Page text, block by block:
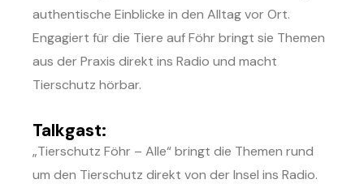
authentische Einblicke in den Alltag vor Ort.
Engagiert für die Tiere auf Föhr bringt sie Themen
aus der Praxis direkt ins Radio und macht
Tierschutz hörbar.
Talkgast:
„Tierschutz Föhr – Alle“ bringt die Themen rund
um den Tierschutz direkt von der Insel ins Radio.